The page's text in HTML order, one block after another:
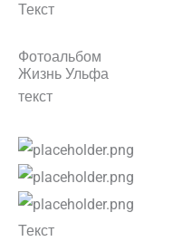
Текст
Фотоальбом
Жизнь Ульфа
текст
Текст